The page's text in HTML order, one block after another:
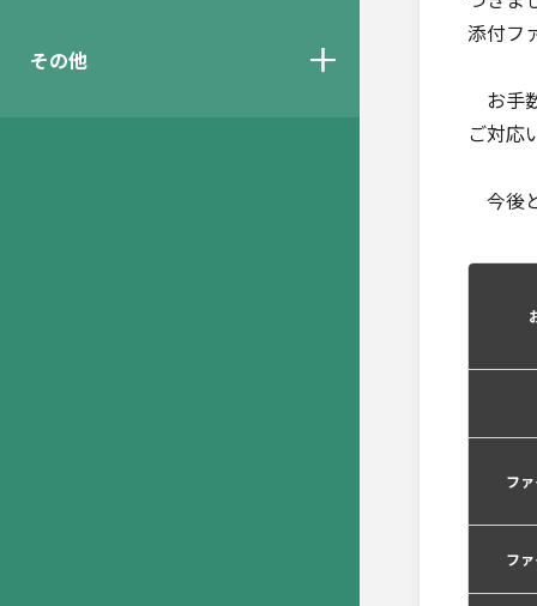
その他
添付フ
お手
ご対応
今後
フ
フ